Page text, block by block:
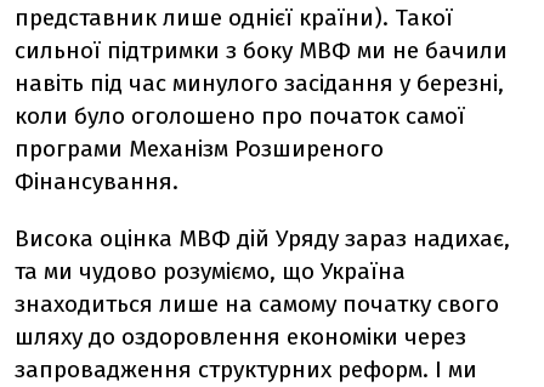
представник лише однієї країни). Такої
сильної підтримки з боку МВФ ми не бачили
навіть під час минулого засідання у березні,
коли було оголошено про початок самої
програми Механізм Розширеного
Фінансування.
Висока оцінка МВФ дій Уряду зараз надихає,
та ми чудово розуміємо, що Україна
знаходиться лише на самому початку свого
шляху до оздоровлення економіки через
запровадження структурних реформ. І ми